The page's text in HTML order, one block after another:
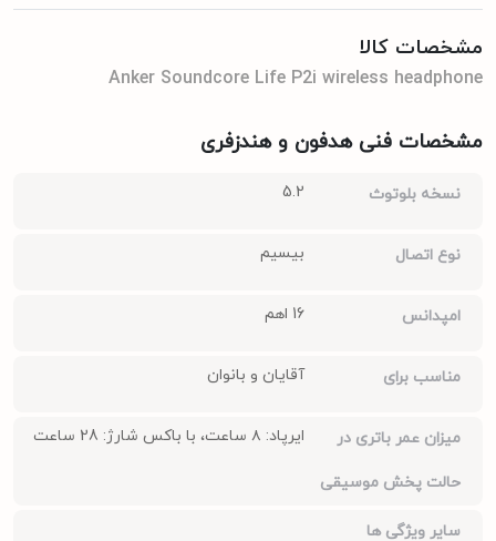
مشخصات کالا
Anker Soundcore Life P2i wireless headphone
مشخصات فنی هدفون و هندزفری
نسخه بلوتوث 5.2
نوع اتصال بیسیم
امپدانس 16 اهم
مناسب برای آقایان و بانوان
میزان عمر باتری در
حالت پخش موسیقی
ایرپاد: ۸ ساعت، با باکس شارژ: 28 ساعت
سایر ویژگی ها